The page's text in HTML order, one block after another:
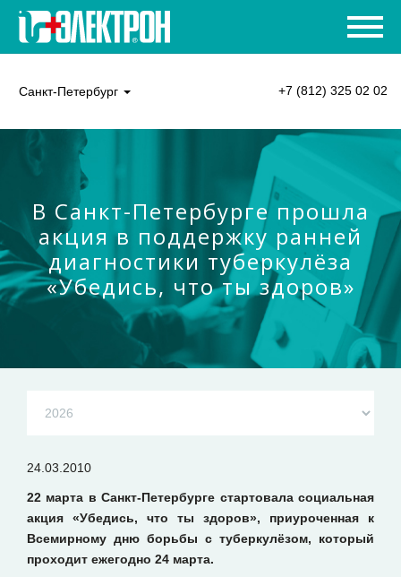
Санкт-Петербург +7 (812) 325 02 02
В Санкт-Петербурге прошла
акция в поддержку ранней
диагностики туберкулёза
«Убедись, что ты здоров»
24.03.2010
22 марта в Санкт-Петербурге стартовала социальная
акция «Убедись, что ты здоров», приуроченная к
Всемирному дню борьбы с туберкулёзом, который
проходит ежегодно 24 марта.